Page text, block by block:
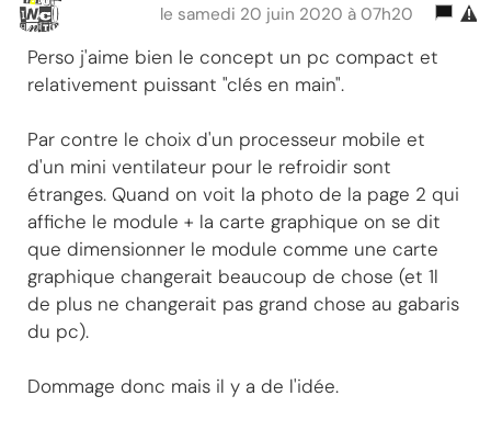
le samedi 20 juin 2020 à 07h20
Perso j'aime bien le concept un pc compact et
relativement puissant "clés en main".
Par contre le choix d'un processeur mobile et
d'un mini ventilateur pour le refroidir sont
étranges. Quand on voit la photo de la page 2 qui
affiche le module + la carte graphique on se dit
que dimensionner le module comme une carte
graphique changerait beaucoup de chose (et 1l
de plus ne changerait pas grand chose au gabaris
du pc).
Dommage donc mais il y a de l'idée.